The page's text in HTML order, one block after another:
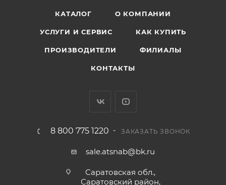
КАТАЛОГ О КОМПАНИИ
УСЛУГИ И СЕРВИС КАК КУПИТЬ
ПРОИЗВОДИТЕЛИ ФИЛИАЛЫ
КОНТАКТЫ
8 800 775 1220 ЗАКАЗАТЬ ЗВОНОК
sale.atsnab@bk.ru
Саратовская обл.,
Саратовский район,